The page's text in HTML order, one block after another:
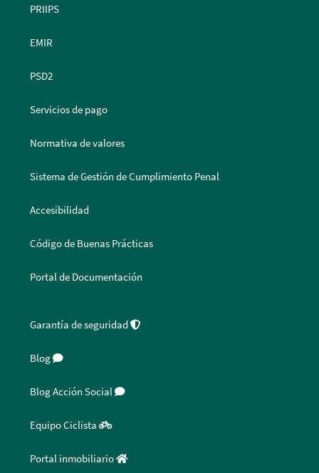
PRIIPS
EMIR
PSD2
Servicios de pago
Normativa de valores
Sistema de Gestión de Cumplimiento Penal
Accesibilidad
Código de Buenas Prácticas
Portal de Documentación
Garantía de seguridad
Blog
Blog Acción Social
Equipo Ciclista
Portal inmobiliario